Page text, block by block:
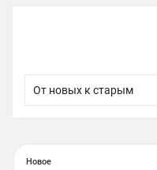
От новых к старым
Новое